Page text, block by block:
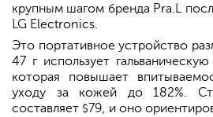
крупным шагом бренда Pra.L
LG Electronics.
Это портативное устройство
47 г использует
которая повышает
уходу за кожей до 182%.
составляет $79, и оно